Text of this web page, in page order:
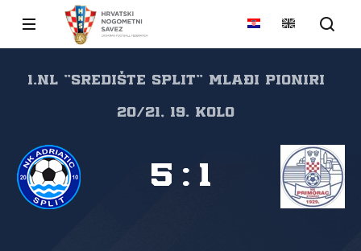
1.NL "SREDIŠTE SPLIT" Mlađi pioniri
20/21, 19. kolo
5 : 1